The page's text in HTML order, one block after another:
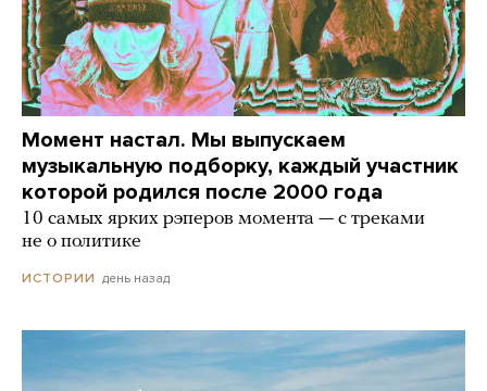
Момент настал. Мы выпускаем
музыкальную подборку, каждый участник
которой родился после 2000 года
10 самых ярких рэперов момента — с треками
не о политике
ИСТОРИИ день назад